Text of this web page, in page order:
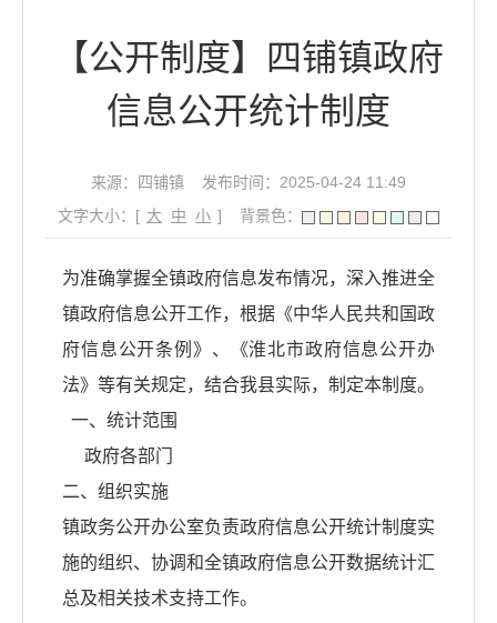
【公开制度】四铺镇政府
信息公开统计制度
来源：四铺镇
发布时间：2025-04-24 11:49
文字大小：[ 大 中 小 ] 背景色：
为准确掌握全镇政府信息发布情况，深入推进全
镇政府信息公开工作，根据《中华人民共和国政
府信息公开条例》、《淮北市政府信息公开办
法》等有关规定，结合我县实际，制定本制度。
一、统计范围
政府各部门
二、组织实施
镇政务公开办公室负责政府信息公开统计制度实
施的组织、协调和全镇政府信息公开数据统计汇
总及相关技术支持工作。